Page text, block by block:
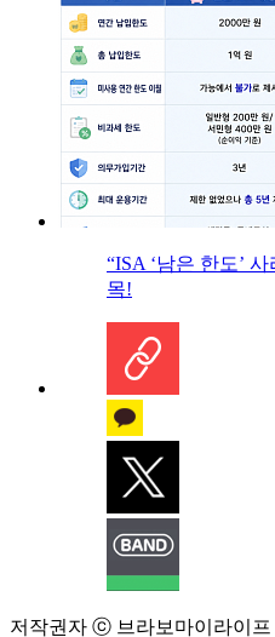
“ISA ‘남은 한도’
목!
저작권자 ⓒ 브라보마이라이